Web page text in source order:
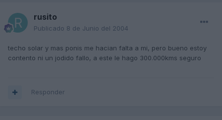
rusito
Publicado 8 de Junio del 2004
techo solar y mas ponis me hacian falta a mi, pero bueno estoy
contento ni un jodido fallo, a este le hago 300.000kms seguro
Responder